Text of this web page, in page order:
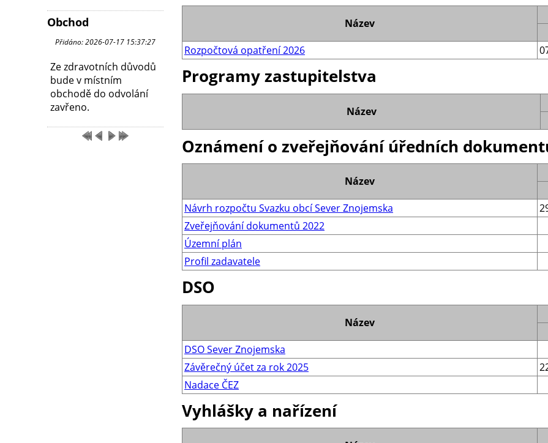
Obchod
Přidáno: 2026-07-17 15:37:27
Ze zdravotních důvodů
bude v místním
obchodě do odvolání
zavřeno.
Název
Rozpočtová opatření 2026
Programy zastupitelstva
Název
Oznámení o zveřejňování úředních
Název
Návrh rozpočtu Svazku obcí Sever Znojemska
Zveřejňování dokumentů 2022
Územní plán
Profil zadavatele
DSO
Název
DSO Sever Znojemska
Závěrečný účet za rok 2025
Nadace ČEZ
Vyhlášky a nařízení